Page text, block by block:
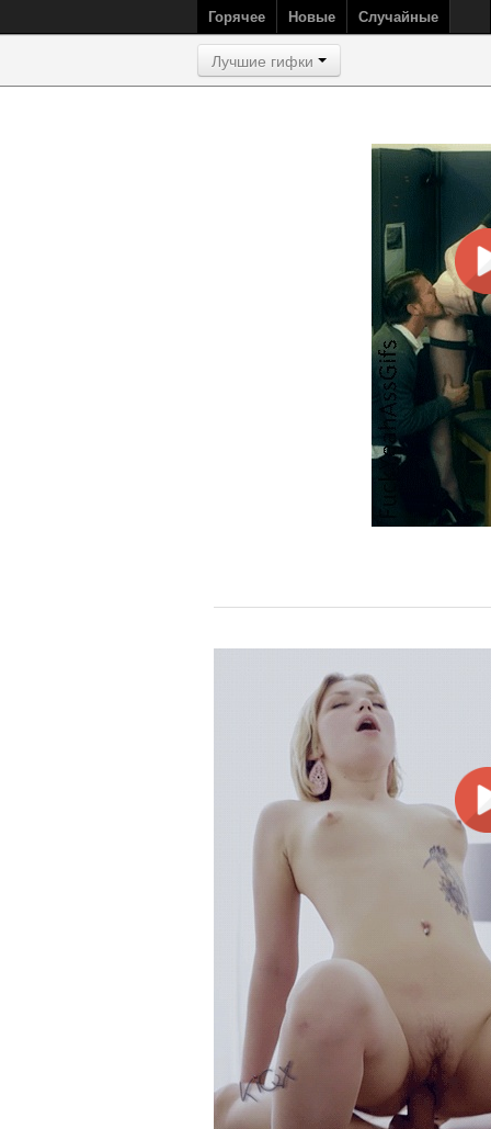
Горячее Новые Случайные
Лучшие гифки